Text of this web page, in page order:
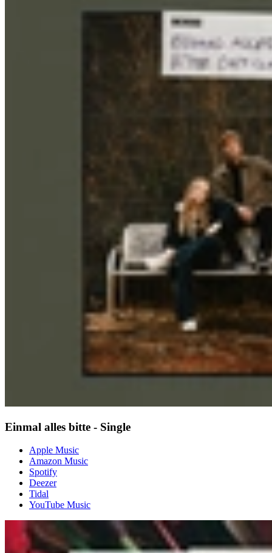
Einmal alles bitte - Single
Apple Music
Amazon Music
Spotify
Deezer
Tidal
YouTube Music